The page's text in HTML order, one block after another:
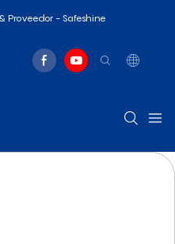
Proveedor - Safeshine